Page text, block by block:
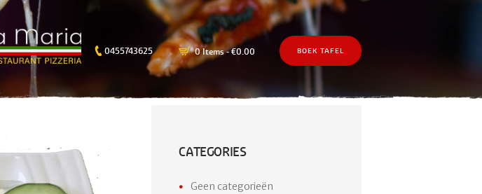
0455743625 0 Items-€0.00 BOEK TAFEL
CATEGORIES
Geen categorieën